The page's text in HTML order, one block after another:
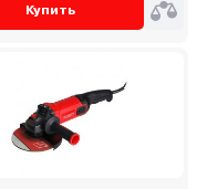
Купить